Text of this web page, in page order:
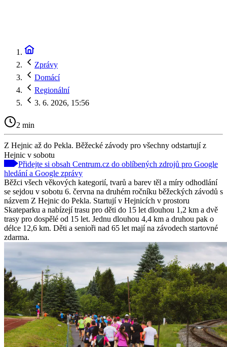
Zprávy
Domácí
Regionální
3. 6. 2026, 15:56
2 min
Z Hejnic až do Pekla. Běžecké závody pro všechny odstartují z
Hejnic v sobotu
Přidejte si obsah Centrum.cz do oblíbených zdrojů pro Google
hledání a Google zprávy
Běžci všech věkových kategorií, tvarů a barev těl a míry odhodlání
se sejdou v sobotu 6. června na druhém ročníku běžeckých závodů s
názvem Z Hejnic do Pekla. Startují v Hejnicích v prostoru
Skateparku a nabízejí trasu pro děti do 15 let dlouhou 1,2 km a dvě
trasy pro dospělé od 15 let. Jednu dlouhou 4,4 km a druhou pak o
délce 12,6 km. Děti a senioři nad 65 let mají na závodech startovné
zdarma.